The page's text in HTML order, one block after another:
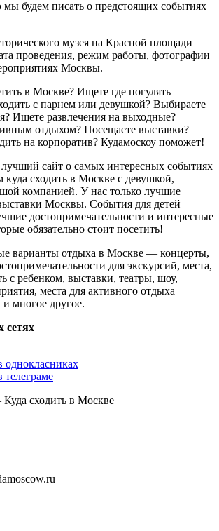
мы будем писать о предстоящих событиях
музея на Красной площади
проведения, режим работы, фотографии
Москвы.
в Москве? Ищете где погулять
с парнем или девушкой? Выбираете
Ищете развлечения на выходные?
отдыхом? Посещаете выставки?
на корпоратив? Кудамоскоу поможет!
сайт о самых интересных событиях
сходить в Москве с девушкой,
компанией. У нас только лучшие
Москвы. События для детей
достопримечательности и интересные
обязательно стоит посетить!
варианты отдыха в Москве — концерты,
для экскурсий, места,
с ребенком, выставки, театры, шоу,
места для активного отдыха
многое другое.
сетях
однокласниках
телеграме
сходить в Москве